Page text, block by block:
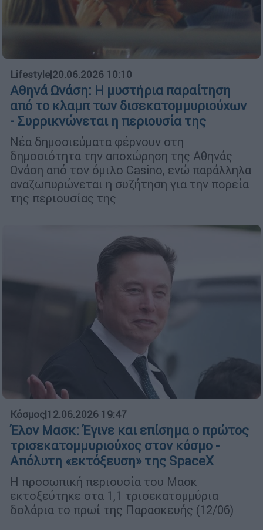
Lifestyle|20.06.2026 10:10
Αθηνά Ωνάση: Η μυστήρια παραίτηση
από το κλαμπ των δισεκατομμυριούχων
- Συρρικνώνεται η περιουσία της
Νέα δημοσιεύματα φέρνουν στη
δημοσιότητα την αποχώρηση της Αθηνάς
Ωνάση από τον όμιλο Casino, ενώ παράλληλα
αναζωπυρώνεται η συζήτηση για την πορεία
της περιουσίας της
Κόσμος|12.06.2026 19:47
Έλον Μασκ: Έγινε και επίσημα ο πρώτος
τρισεκατομμυριούχος στον κόσμο -
Απόλυτη «εκτόξευση» της SpaceX
Η προσωπική περιουσία του Μασκ
εκτοξεύτηκε στα 1,1 τρισεκατομμύρια
δολάρια το πρωί της Παρασκευής (12/06)